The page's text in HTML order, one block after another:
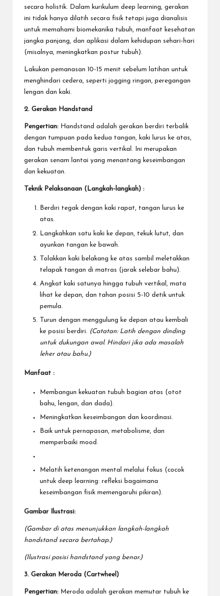
secara holistik. Dalam kurikulum deep learning, gerakan
ini tidak hanya dilatih secara fisik tetapi juga dianalisis
untuk memahami biomekanika tubuh, manfaat kesehatan
jangka panjang, dan aplikasi dalam kehidupan sehari-hari
(misalnya, meningkatkan postur tubuh).
Lakukan pemanasan 10-15 menit sebelum latihan untuk
menghindari cedera, seperti jogging ringan, peregangan
lengan dan kaki.
2. Gerakan Handstand
Pengertian: Handstand adalah gerakan berdiri terbalik
dengan tumpuan pada kedua tangan, kaki lurus ke atas,
dan tubuh membentuk garis vertikal. Ini merupakan
gerakan senam lantai yang menantang keseimbangan
dan kekuatan.
Teknik Pelaksanaan (Langkah-langkah) :
Berdiri tegak dengan kaki rapat, tangan lurus ke
atas.
Langkahkan satu kaki ke depan, tekuk lutut, dan
ayunkan tangan ke bawah.
Tolakkan kaki belakang ke atas sambil meletakkan
telapak tangan di matras (jarak selebar bahu).
Angkat kaki satunya hingga tubuh vertikal, mata
lihat ke depan, dan tahan posisi 5-10 detik untuk
pemula.
Turun dengan menggulung ke depan atau kembali
ke posisi berdiri. (Catatan: Latih dengan dinding
untuk dukungan awal. Hindari jika ada masalah
leher atau bahu.)
Manfaat :
Membangun kekuatan tubuh bagian atas (otot
bahu, lengan, dan dada).
Meningkatkan keseimbangan dan koordinasi.
Baik untuk pernapasan, metabolisme, dan
memperbaiki mood.
Melatih ketenangan mental melalui fokus (cocok
untuk deep learning: refleksi bagaimana
keseimbangan fisik memengaruhi pikiran).
Gambar Ilustrasi:
(Gambar di atas menunjukkan langkah-langkah
handstand secara bertahap.)
(Ilustrasi posisi handstand yang benar.)
3. Gerakan Meroda (Cartwheel)
Pengertian: Meroda adalah gerakan memutar tubuh ke